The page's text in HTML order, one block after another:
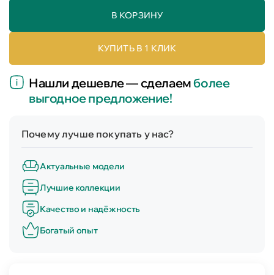
В КОРЗИНУ
КУПИТЬ В 1 КЛИК
Нашли дешевле — сделаемболее
выгодное предложение!
Почему лучше покупать у нас?
Актуальные модели
Лучшие коллекции
Качество и надёжность
Богатый опыт